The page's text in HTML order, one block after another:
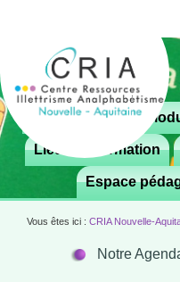
Menu
principal Le CRIA
Lieux de formation
Espace
Vous êtes ici : CRIA Nouvelle-
Notre